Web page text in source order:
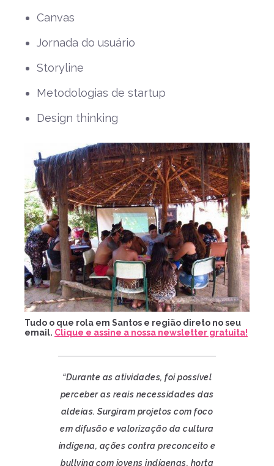
Canvas
Jornada do usuário
Storyline
Metodologias de startup
Design thinking
Tudo o que rola em Santos e região direto no seu
email. Clique e assine a nossa newsletter gratuita!
“Durante as atividades, foi possível
perceber as reais necessidades das
aldeias. Surgiram projetos com foco
em difusão e valorização da cultura
indígena, ações contra preconceito e
bullying com jovens indígenas, horta